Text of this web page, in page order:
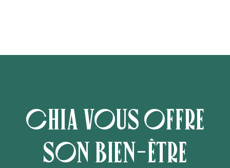
Chia vous offre
son bien-être